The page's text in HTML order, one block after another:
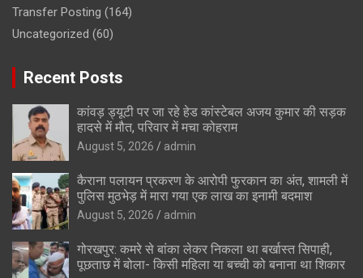
Transfer Posting (164)
Uncategorized (60)
Recent Posts
कांवड़ ड्यूटी पर जा रहे हेड कांस्टेबल अजय कुमार की सड़क
हादसे में मौत, परिवार में मचा कोहराम
August 5, 2026 admin
कैराना पलायन प्रकरण के आरोपी फुरकान का अंत, शामली में
पुलिस मुठभेड़ में मारा गया एक लाख का इनामी बदमाश
August 5, 2026 admin
गोरखपुर: कमरे से बांका लेकर निकला था बर्खास्त सिपाही,
पूछताछ में बोला- किसी महिला या बच्ची को बनाना था शिकार